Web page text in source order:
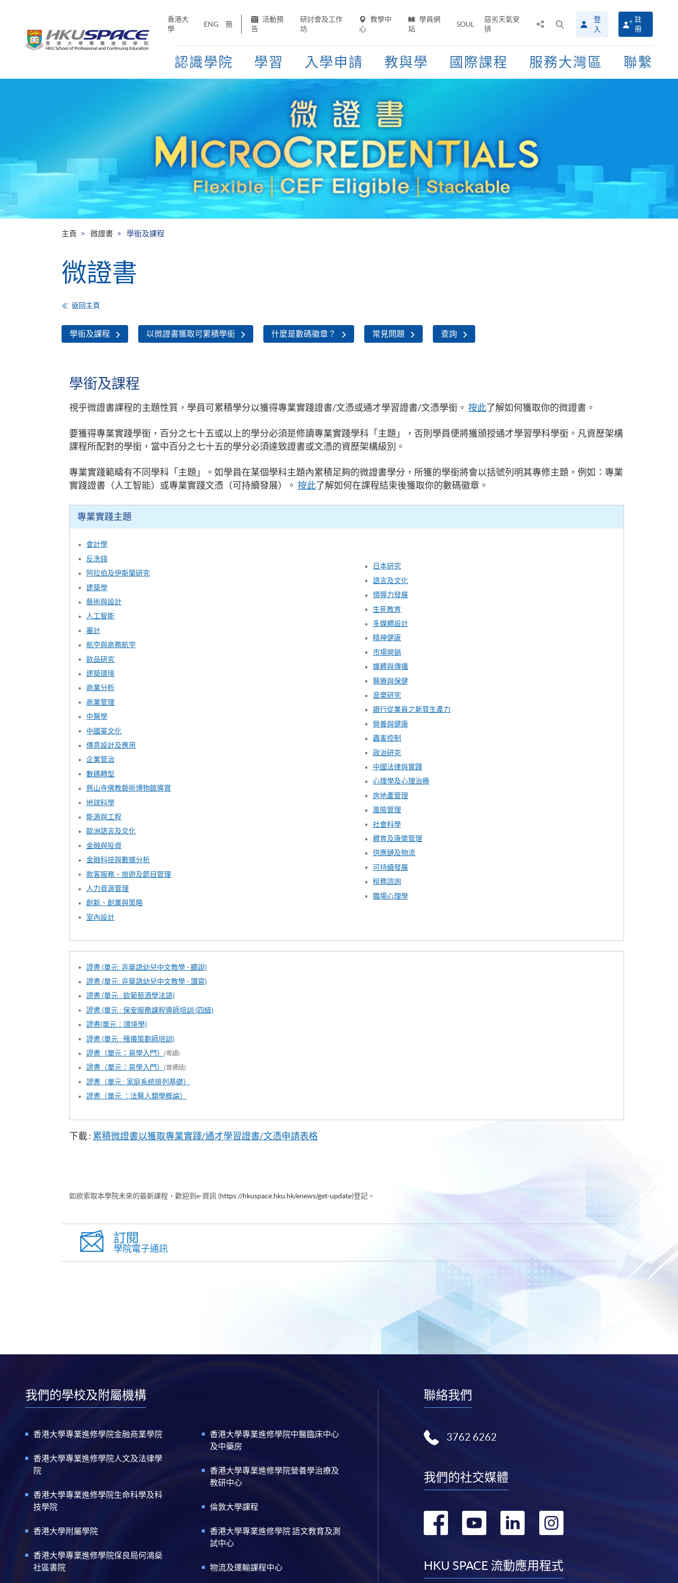
香港大
學
ENG 簡
活動預
告
研討會及工作
坊
教學中
心
學員網
站
SOUL
惡劣天氣安
排
搜
尋
介
面
登
入
註
冊
認識學院 學習 入學申請 教與學 國際課程 服務大灣區 聯繫
主頁 微證書 學銜及課程
微證書
返回主頁
學銜及課程 以微證書獲取可累積學銜 什麼是數碼徽章？ 常見問題 查詢
學銜及課程
視乎微證書課程的主題性質，學員可累積學分以獲得專業實踐證書/文憑或通才學習證書/文憑學銜。 按此了解如何獲取你的微證書。
要獲得專業實踐學銜，百分之七十五或以上的學分必須是修讀專業實踐學科「主題」，否則學員便將獲頒授通才學習學科學銜。凡資歷架構
課程所配對的學銜，當中百分之七十五的學分必須達致證書或文憑的資歷架構級別。
專業實踐範疇有不同學科「主題」。如學員在某個學科主題內累積足夠的微證書學分，所獲的學銜將會以括號列明其專修主題，例如：專業
實踐證書（人工智能）或專業實踐文憑（可持續發展）。 按此了解如何在課程結束後獲取你的數碼徽章。
專業實踐主題
會計學
反洗錢
阿拉伯及伊斯蘭研究
建築學
藝術與設計
人工智能
審計
航空與商務航空
飲品研究
建築環境
商業分析
商業管理
中醫學
中國茶文化
傳意設計及應用
企業管治
數碼轉型
慈山寺佛教藝術博物館導賞
地球科學
能源與工程
歐洲語言及文化
金融與投資
金融科技與數據分析
款客服務、旅遊及節目管理
人力資源管理
創新、創業與策略
室內設計
日本研究
語言及文化
領導力發展
生死教育
多媒體設計
精神健康
市場營銷
媒體與傳播
醫療與保健
音樂研究
銀行從業員之新質生產力
營養與健康
蟲害控制
政治研究
中國法律與實踐
心理學及心理治療
房地產管理
風險管理
社會科學
體育及康樂管理
供應鏈及物流
可持續發展
稅務諮詢
職場心理學
證書 (單元: 非華語幼兒中文教學 - 聽說)
證書 (單元: 非華語幼兒中文教學 - 讀寫)
證書 (單元 : 飲葡萄酒學法語)
證書 (單元 : 保安服務課程導師培訓 (四級)
證書(單元：環境學)
證書 (單元 : 殯儀策劃師培訓)
證書（單元：易學入門）
(粵語)
證書（單元：易學入門） (普通話)
證書（單元 : 家庭系統排列基礎）
證書（單元 ：法醫人類學概論）
下載 : 累積微證書以獲取專業實踐/通才學習證書/文憑申請表格
如欲索取本學院未來的最新課程，歡迎到e-資訊 (https://hkuspace.hku.hk/enews/get-update)登記。
訂閱
學院電子通訊
我們的學校及附屬機構
香港大學專業進修學院金融商業學院
香港大學專業進修學院人文及法律學
院
香港大學專業進修學院生命科學及科
技學院
香港大學附屬學院
香港大學專業進修學院保良局何鴻燊
社區書院
香港大學專業進修學院中醫臨床中心
及中藥房
香港大學專業進修學院營養學治療及
教研中心
倫敦大學課程
香港大學專業進修學院 語文教育及測
試中心
物流及運輸課程中心
聯絡我們
3762 6262
我們的社交媒體
轉
facebook
轉
youtube
轉
linkedininstagram
HKU SPACE 流動應用程式